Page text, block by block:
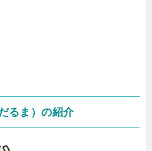
るま）の紹介